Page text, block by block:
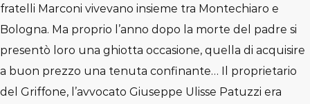
fratelli Marconi vivevano insieme tra Montechiaro e
Bologna. Ma proprio l’anno dopo la morte del padre si
presentò loro una ghiotta occasione, quella di acquisire
a buon prezzo una tenuta confinante… Il proprietario
del Griffone, l’avvocato Giuseppe Ulisse Patuzzi era